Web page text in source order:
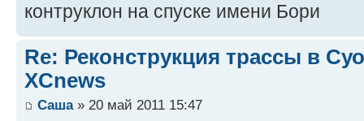
контруклон на спуске имени Бори
Re: Реконструкция трассы в
XCnews
Саша» 20 май 2011 15:47